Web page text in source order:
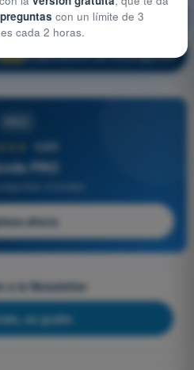
generales de los UAS
Explicación de la pregunta
4,6/5
PRO
ahora
a la Newsletter
es gratis
con un límite de 3
cada 2 horas.